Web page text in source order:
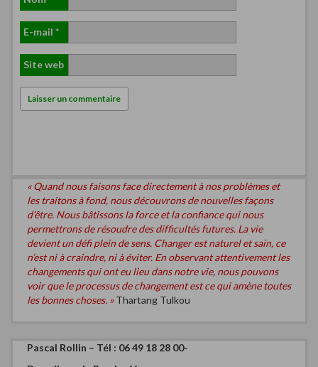
E-mail *
Site web
« Quand nous faisons face directement à nos problèmes et
les traitons à fond, nous découvrons de nouvelles façons
d’être. Nous bâtissons la force et la confiance qui nous
permettrons de résoudre des difficultés futures. La vie
devient un défi plein de sens. Changer est naturel et sain, ce
n’est ni à craindre, ni à éviter. En observant attentivement les
changements qui ont eu lieu dans notre vie, nous pouvons
voir que le processus de changement est ce qui amène toutes
les bonnes choses. »Thartang Tulkou
Pascal Rollin – Tél : 06 49 18 28 00-